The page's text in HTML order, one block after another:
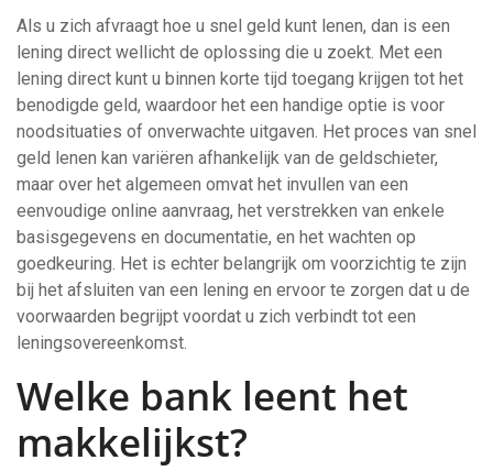
Als u zich afvraagt hoe u snel geld kunt lenen, dan is een
lening direct wellicht de oplossing die u zoekt. Met een
lening direct kunt u binnen korte tijd toegang krijgen tot het
benodigde geld, waardoor het een handige optie is voor
noodsituaties of onverwachte uitgaven. Het proces van snel
geld lenen kan variëren afhankelijk van de geldschieter,
maar over het algemeen omvat het invullen van een
eenvoudige online aanvraag, het verstrekken van enkele
basisgegevens en documentatie, en het wachten op
goedkeuring. Het is echter belangrijk om voorzichtig te zijn
bij het afsluiten van een lening en ervoor te zorgen dat u de
voorwaarden begrijpt voordat u zich verbindt tot een
leningsovereenkomst.
Welke bank leent het
makkelijkst?